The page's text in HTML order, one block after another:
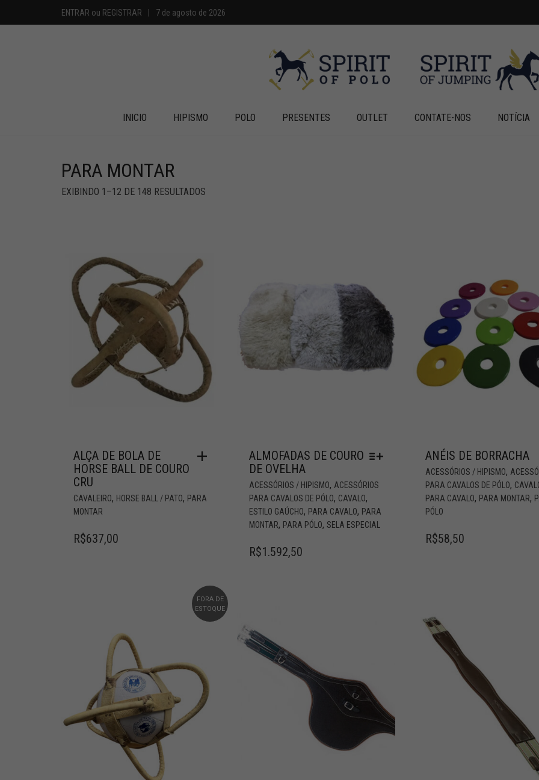
ENTRAR ou REGISTRAR | 7 de agosto de 2026
INICIO HIPISMO POLO PRESENTES OUTLET CONTATE-NOS NOTÍCIA
PARA MONTAR
EXIBINDO 1–12 DE 148 RESULTADOS
ALÇA DE BOLA DE
HORSE BALL DE COURO
CRU
CAVALEIRO, HORSE BALL / PATO, PARA
MONTAR
R$637,00
ALMOFADAS DE COURO
DE OVELHA
ACESSÓRIOS / HIPISMO, ACESSÓRIOS
PARA CAVALOS DE PÓLO, CAVALO,
ESTILO GAÚCHO, PARA CAVALO, PARA
MONTAR, PARA PÓLO,SELA ESPECIAL
R$1.592,50
ANÉIS DE BORRACHA
ACESSÓRIOS / HIPISMO,
PARA CAVALOS DE PÓLO,
PARA CAVALO, PARA MONTAR,
PÓLO
R$58,50
FORA DE
ESTOQUE